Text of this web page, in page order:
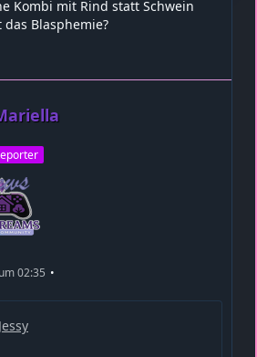
Kombi mit Rind statt Schwein
Blasphemie?
02:35